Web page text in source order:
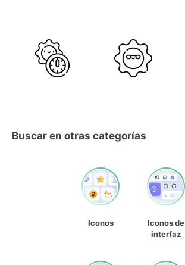
Buscar en otras categorías
Iconos
Iconos de
interfaz